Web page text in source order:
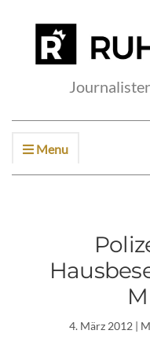
Menu
4. März 2012|